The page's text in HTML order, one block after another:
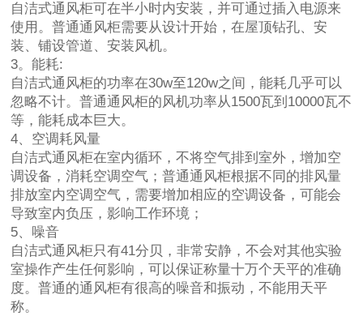
自洁式通风柜可在半小时内安装，并可通过插入电源来
使用。普通通风柜需要从设计开始，在屋顶钻孔、安
装、铺设管道、安装风机。
3。能耗:
自洁式通风柜的功率在30w至120w之间，能耗几乎可以
忽略不计。普通通风柜的风机功率从1500瓦到10000瓦不
等，能耗成本巨大。
4、空调耗风量
自洁式通风柜在室内循环，不将空气排到室外，增加空
调设备，消耗空调空气；普通通风柜根据不同的排风量
排放室内空调空气，需要增加相应的空调设备，可能会
导致室内负压，影响工作环境；
5、噪音
自洁式通风柜只有41分贝，非常安静，不会对其他实验
室操作产生任何影响，可以保证称量十万个天平的准确
度。普通的通风柜有很高的噪音和振动，不能用天平
称。